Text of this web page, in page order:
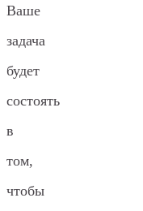
Ваше
задача
будет
состоять
в
том,
чтобы